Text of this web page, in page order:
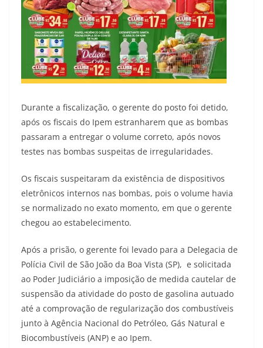
Durante a fiscalização, o gerente do posto foi detido,
após os fiscais do Ipem estranharem que as bombas
passaram a entregar o volume correto, após novos
testes nas bombas suspeitas de irregularidades.
Os fiscais suspeitaram da existência de dispositivos
eletrônicos internos nas bombas, pois o volume havia
se normalizado no exato momento, em que o gerente
chegou ao estabelecimento.
Após a prisão, o gerente foi levado para a Delegacia de
Polícia Civil de São João da Boa Vista (SP), e solicitada
ao Poder Judiciário a imposição de medida cautelar de
suspensão da atividade do posto de gasolina autuado
até a comprovação de regularização dos combustíveis
junto à Agência Nacional do Petróleo, Gás Natural e
Biocombustíveis (ANP) e ao Ipem.